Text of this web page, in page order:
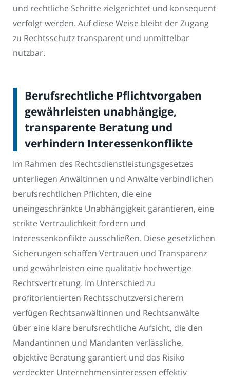
und rechtliche Schritte zielgerichtet und konsequent
verfolgt werden. Auf diese Weise bleibt der Zugang
zu Rechtsschutz transparent und unmittelbar
nutzbar.
Berufsrechtliche Pflichtvorgaben
gewährleisten unabhängige,
transparente Beratung und
verhindern Interessenkonflikte
Im Rahmen des Rechtsdienstleistungsgesetzes
unterliegen Anwältinnen und Anwälte verbindlichen
berufsrechtlichen Pflichten, die eine
uneingeschränkte Unabhängigkeit garantieren, eine
strikte Vertraulichkeit fordern und
Interessenkonflikte ausschließen. Diese gesetzlichen
Sicherungen schaffen Vertrauen und Transparenz
und gewährleisten eine qualitativ hochwertige
Rechtsvertretung. Im Unterschied zu
profitorientierten Rechtsschutzversicherern
verfügen Rechtsanwältinnen und Rechtsanwälte
über eine klare berufsrechtliche Aufsicht, die den
Mandantinnen und Mandanten verlässliche,
objektive Beratung garantiert und das Risiko
verdeckter Unternehmensinteressen effektiv